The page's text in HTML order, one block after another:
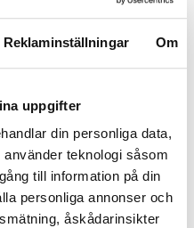
Reklaminställningar Om
uppgifter
din personliga data,
teknologi såsom
till information på din
personliga annonser och
åskådarinsikter
UT KNX
– SÅ